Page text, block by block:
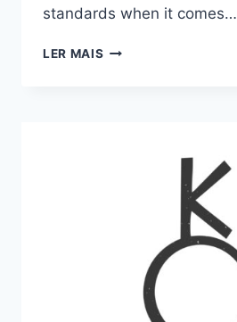
standards when it comes…
LER MAIS COMO
ENCANTO